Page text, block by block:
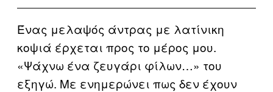
Ένας μελαψός άντρας με λατίνικη
κοψιά έρχεται προς το μέρος μου.
«Ψάχνω ένα ζευγάρι φίλων…» του
εξηγώ. Με ενημερώνει πως δεν έχουν